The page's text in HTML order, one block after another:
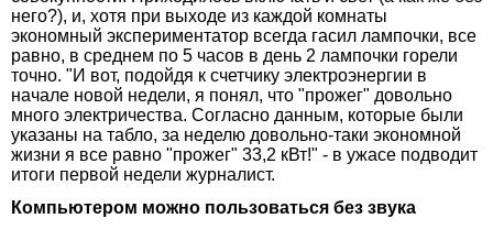
него?), и, хотя при выходе из каждой комнаты
экономный экспериментатор всегда гасил лампочки, все
равно, в среднем по 5 часов в день 2 лампочки горели
точно. "И вот, подойдя к счетчику электроэнергии в
начале новой недели, я понял, что "прожег" довольно
много электричества. Согласно данным, которые были
указаны на табло, за неделю довольно-таки экономной
жизни я все равно "прожег" 33,2 кВт!" - в ужасе подводит
итоги первой недели журналист.
Компьютером можно пользоваться без звука